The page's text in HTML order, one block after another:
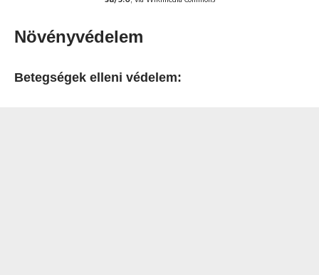
Növényvédelem
Betegségek elleni védelem: